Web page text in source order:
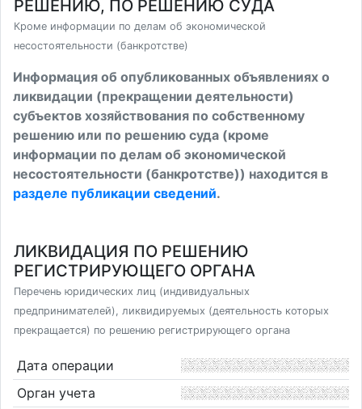
РЕШЕНИЮ, ПО РЕШЕНИЮ СУДА
Кроме информации по делам об экономической
несостоятельности (банкротстве)
Информация об опубликованных объявлениях о
ликвидации (прекращении деятельности)
субъектов хозяйствования по собственному
решению или по решению суда (кроме
информации по делам об экономической
несостоятельности (банкротстве)) находится в
разделе публикации сведений.
ЛИКВИДАЦИЯ ПО РЕШЕНИЮ
РЕГИСТРИРУЮЩЕГО ОРГАНА
Перечень юридических лиц (индивидуальных
предпринимателей), ликвидируемых (деятельность которых
прекращается) по решению регистрирующего органа
Дата операции
Орган учета